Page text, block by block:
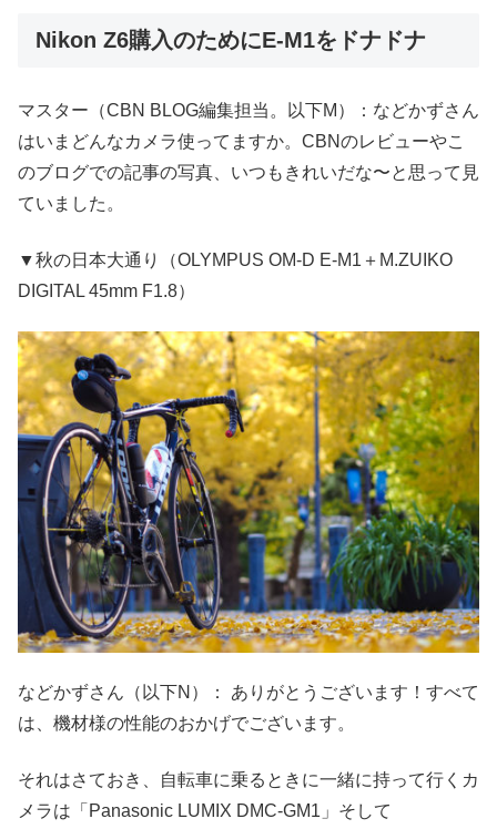
Nikon Z6購入のためにE-M1をドナドナ
マスター（CBN BLOG編集担当。以下M）：などかずさん
はいまどんなカメラ使ってますか。CBNのレビューやこ
のブログでの記事の写真、いつもきれいだな〜と思って見
ていました。
▼秋の日本大通り（OLYMPUS OM-D E-M1＋M.ZUIKO
DIGITAL 45mm F1.8）
などかずさん（以下N）： ありがとうございます！すべて
は、機材様の性能のおかげでございます。
それはさておき、自転車に乗るときに一緒に持って行くカ
メラは「Panasonic LUMIX DMC-GM1」そして